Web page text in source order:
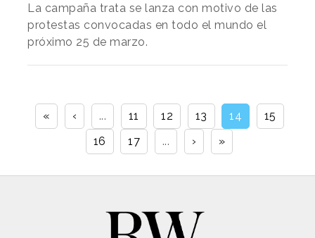
La campaña trata se lanza con motivo de las
protestas convocadas en todo el mundo el
próximo 25 de marzo.
« ‹ ... 11 12 13 14
15
16
17 ... › »